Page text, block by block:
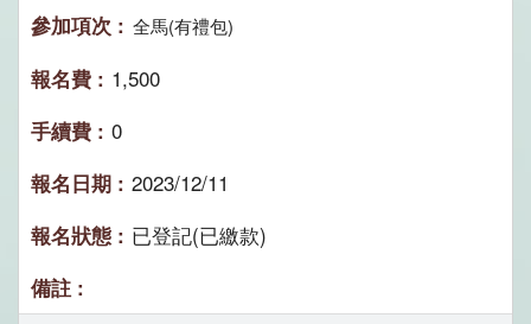
全馬(有禮包)
1,500
0
2023/12/11
已登記(已繳款)